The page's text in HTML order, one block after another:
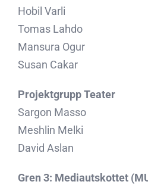
Hobil Varli
Tomas Lahdo
Mansura Ogur
Susan Cakar
Projektgrupp Teater
Sargon Masso
Meshlin Melki
David Aslan
Gren 3: Mediautskottet